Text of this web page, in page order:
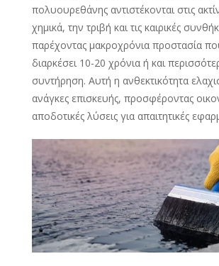
πολυουρεθάνης αντιστέκονται στις
χημικά, την τριβή και τις καιρικές
παρέχοντας μακροχρόνια προστασία
διαρκέσει 10-20 χρόνια ή και
συντήρηση. Αυτή η ανθεκτικότητα
ανάγκες επισκευής, προσφέροντας
αποδοτικές λύσεις για απαιτητικές